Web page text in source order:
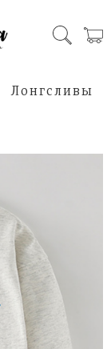
Лонгсливы